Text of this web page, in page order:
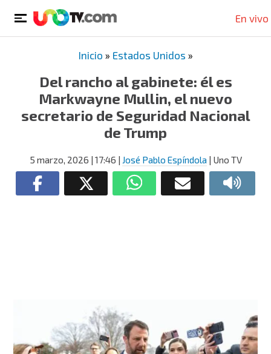
En vivo
Inicio » Estados Unidos »
Del rancho al gabinete: él es
Markwayne Mullin, el nuevo
secretario de Seguridad Nacional
de Trump
5 marzo, 2026 | 17:46 | José Pablo Espíndola | Uno TV